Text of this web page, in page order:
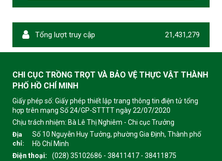
Tổng lượt truy cập 21,431,279
CHI CỤC TRỒNG TRỌT VÀ BẢO VỆ THỰC VẬT THÀNH
PHỐ HỒ CHÍ MINH
Giấy phép số: Giấy phép thiết lập trang thông tin điện tử tổng
hợp trên mạng Số 24/GP-STTTT ngày 22/07/2020
Chịu trách nhiệm: Bà Lê Thị Nghiêm - Chi cục Trưởng
Địa
chỉ:
Số 10 Nguyễn Huy Tưởng, phường Gia Định, Thành phố
Hồ Chí Minh
Điện thoại:
(028) 35102686 - 38411417 - 38411875